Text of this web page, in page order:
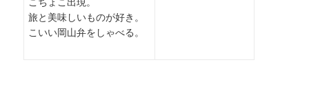
旅と美味しいものが好き。
こいい岡山弁をしゃべる。